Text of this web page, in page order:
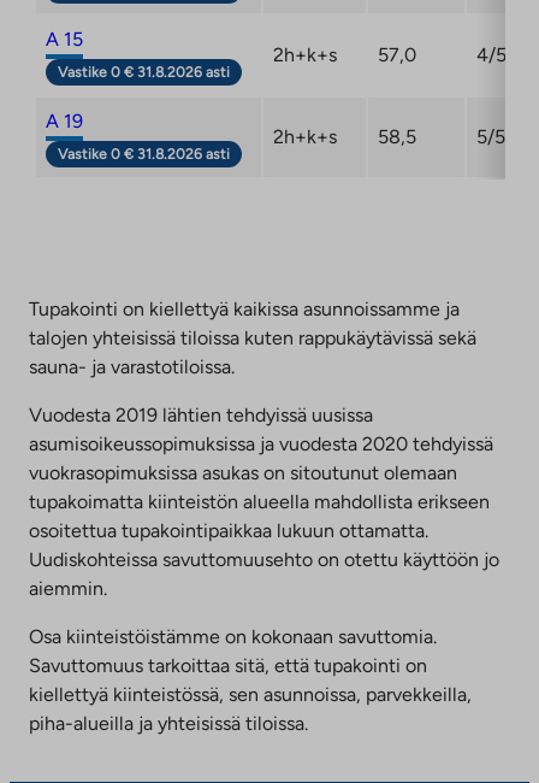
A 15
Vastike 0 € 31.8.2026 asti
2h+k+s 57,0 4/5
A 19
Vastike 0 € 31.8.2026 asti
2h+k+s 58,5 5/5
Tupakointi on kiellettyä kaikissa asunnoissamme ja
talojen yhteisissä tiloissa kuten rappukäytävissä sekä
sauna- ja varastotiloissa.
Vuodesta 2019 lähtien tehdyissä uusissa
asumisoikeussopimuksissa ja vuodesta 2020 tehdyissä
vuokrasopimuksissa asukas on sitoutunut olemaan
tupakoimatta kiinteistön alueella mahdollista erikseen
osoitettua tupakointipaikkaa lukuun ottamatta.
Uudiskohteissa savuttomuusehto on otettu käyttöön jo
aiemmin.
Osa kiinteistöistämme on kokonaan savuttomia.
Savuttomuus tarkoittaa sitä, että tupakointi on
kiellettyä kiinteistössä, sen asunnoissa, parvekkeilla,
piha-alueilla ja yhteisissä tiloissa.